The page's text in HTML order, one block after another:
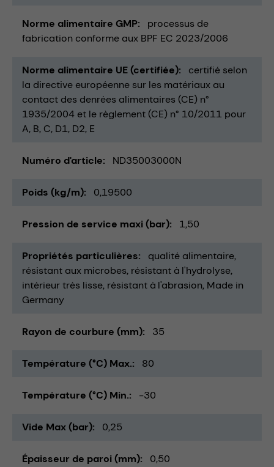
Norme alimentaire GMP
processus de
fabrication conforme aux BPF EC 2023/2006
Norme alimentaire UE (certifiée)
certifié selon
la directive européenne sur les matériaux au
contact des denrées alimentaires (CE) n°
1935/2004 et le règlement (CE) n° 10/2011 pour
A, B, C, D1, D2, E
Numéro d'article ND35003000N
Poids (kg/m) 0,19500
Pression de service maxi (bar) 1,50
Propriétés particulières
qualité alimentaire
résistant aux microbes résistant à l'hydrolyse
intérieur très lisse résistant à l'abrasion Made in
Germany
Rayon de courbure (mm) 35
Température (°C) Max. 80
Température (°C) Min. -30
Vide Max (bar) 0,25
Épaisseur de paroi (mm) 0,50